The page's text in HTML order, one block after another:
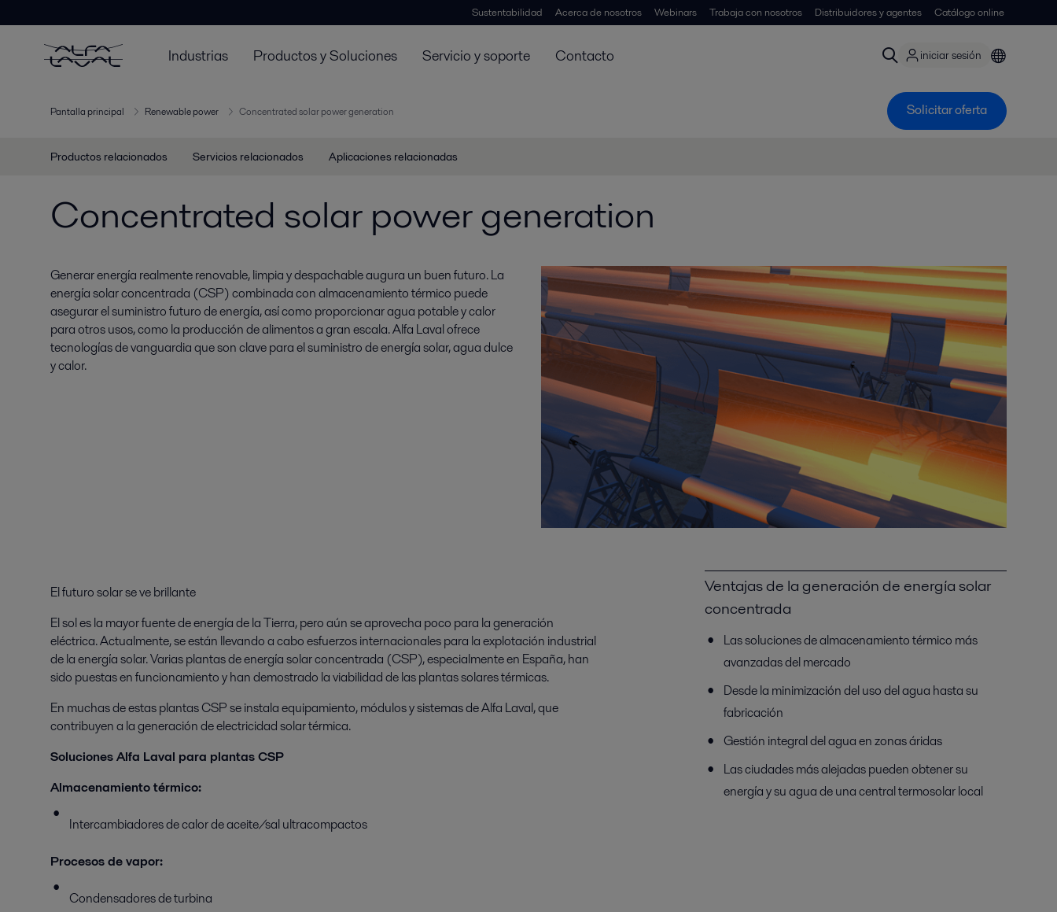
Sustentabilidad Acerca de nosotros Webinars Trabaja con nosotros Distribuidores y agentes Catálogo online
Industrias Productos y Soluciones Servicio y soporte Contacto iniciar sesión
Pantalla principal Renewable power Concentrated solar power generation Solicitar oferta
Productos relacionados Servicios relacionados Aplicaciones relacionadas
Concentrated solar power generation
Generar energía realmente renovable, limpia y despachable augura un buen futuro. La
energía solar concentrada (CSP) combinada con almacenamiento térmico puede
asegurar el suministro futuro de energía, así como proporcionar agua potable y calor
para otros usos, como la producción de alimentos a gran escala. Alfa Laval ofrece
tecnologías de vanguardia que son clave para el suministro de energía solar, agua dulce
y calor.
El futuro solar se ve brillante
El sol es la mayor fuente de energía de la Tierra, pero aún se aprovecha poco para la generación
eléctrica. Actualmente, se están llevando a cabo esfuerzos internacionales para la explotación industrial
de la energía solar. Varias plantas de energía solar concentrada (CSP), especialmente en España, han
sido puestas en funcionamiento y han demostrado la viabilidad de las plantas solares térmicas.
En muchas de estas plantas CSP se instala equipamiento, módulos y sistemas de Alfa Laval, que
contribuyen a la generación de electricidad solar térmica.
Soluciones Alfa Laval para plantas CSP
Almacenamiento térmico:
Intercambiadores de calor de aceite/sal ultracompactos
Procesos de vapor:
Condensadores de turbina
Ventajas de la generación de energía solar
concentrada
Las soluciones de almacenamiento térmico más
avanzadas del mercado
Desde la minimización del uso del agua hasta su
fabricación
Gestión integral del agua en zonas áridas
Las ciudades más alejadas pueden obtener su
energía y su agua de una central termosolar local